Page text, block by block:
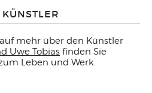
mehr über den Künstler
Uwe Tobias finden Sie
Leben und Werk.